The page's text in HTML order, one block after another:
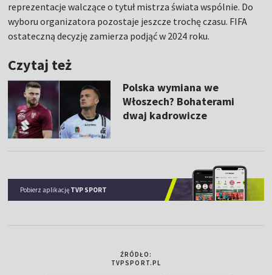
reprezentacje walczące o tytuł mistrza świata wspólnie. Do
wyboru organizatora pozostaje jeszcze trochę czasu. FIFA
ostateczną decyzję zamierza podjąć w 2024 roku.
Czytaj też
Polska wymiana we
Włoszech? Bohaterami
dwaj kadrowicze
Pobierz aplikację TVP SPORT
ŹRÓDŁO:
TVPSPORT.PL